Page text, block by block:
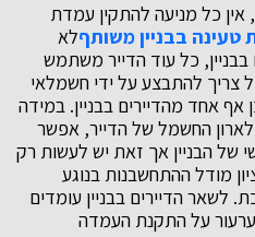
אין כל מניעה להתקין עמדת
טעינה בבניין משותףלא
כל עוד הדייר משתמש
צריך להתבצע על ידי חשמלאי
אחד מהדיירים בבניין. במידה
החשמל של הדייר, אפשר
של הבניין אך זאת יש לעשות רק
מודל ההתחשבנות בנוגע
הדיירים בבניין עומדים
ערעור על התקנת העמדה